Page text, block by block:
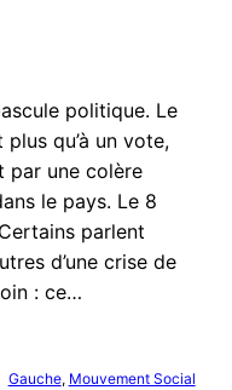
politique. Le
qu’à un vote,
par une colère
le pays. Le 8
parlent
d’une crise de
: ce…
Gauche, Mouvement Social